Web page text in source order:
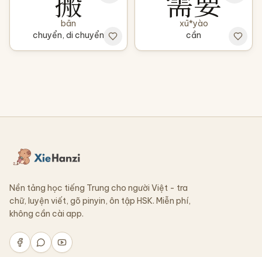
bān
chuyển, di chuyển
xū*yào
cần
Nền tảng học tiếng Trung cho người Việt - tra
chữ, luyện viết, gõ pinyin, ôn tập HSK. Miễn phí,
không cần cài app.